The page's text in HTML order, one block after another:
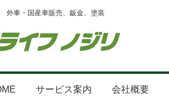
車・国産車販売、鈑金、塗装
サービス案内 会社概要